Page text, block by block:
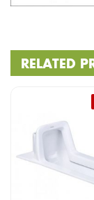
RELATED